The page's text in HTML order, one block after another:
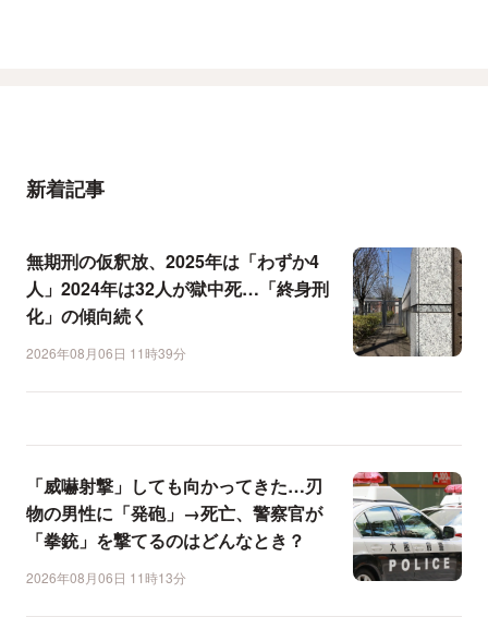
新着記事
無期刑の仮釈放、2025年は「わずか4
人」2024年は32人が獄中死…「終身刑
化」の傾向続く
2026年08月06日 11時39分
「威嚇射撃」しても向かってきた…刃
物の男性に「発砲」→死亡、警察官が
「拳銃」を撃てるのはどんなとき？
2026年08月06日 11時13分